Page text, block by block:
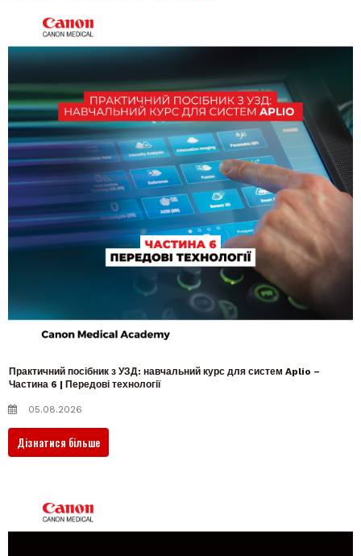
Практичний посібник з УЗД: навчальний курс для систем Aplio –
Частина 6 | Передові технології
05.08.2026
Дізнатися більше